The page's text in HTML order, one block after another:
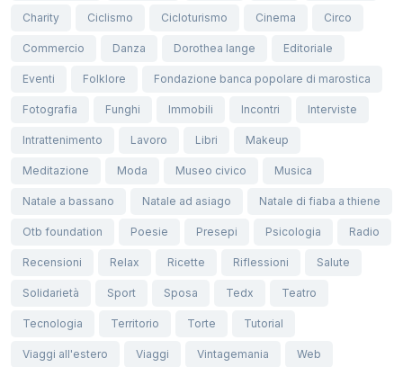
Charity Ciclismo Cicloturismo Cinema Circo
Commercio Danza Dorothea lange Editoriale
Eventi Folklore Fondazione banca popolare di marostica
Fotografia Funghi Immobili Incontri Interviste
Intrattenimento Lavoro Libri Makeup
Meditazione Moda Museo civico Musica
Natale a bassano Natale ad asiago Natale di fiaba a thiene
Otb foundation Poesie Presepi Psicologia Radio
Recensioni Relax Ricette Riflessioni Salute
Solidarietà Sport Sposa Tedx Teatro
Tecnologia Territorio Torte Tutorial
Viaggi all'estero Viaggi Vintagemania Web